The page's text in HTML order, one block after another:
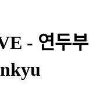
- 연두부